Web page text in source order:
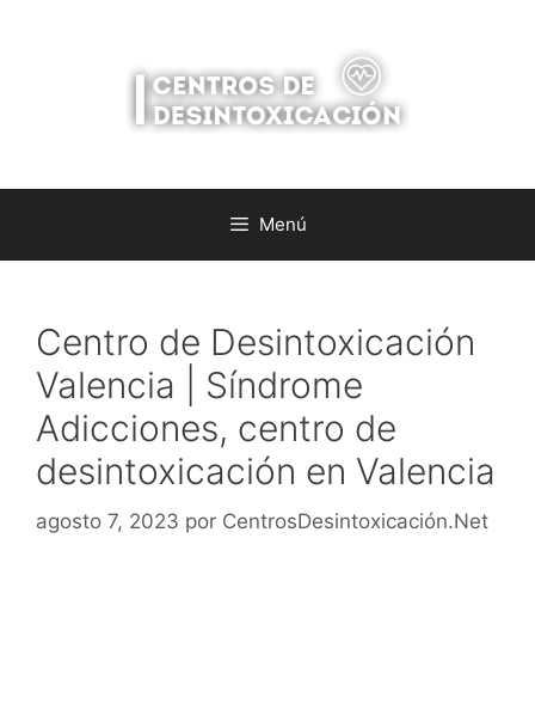
Menú
Centro de Desintoxicación
Valencia | Síndrome
Adicciones, centro de
desintoxicación en Valencia
agosto 7, 2023 por CentrosDesintoxicación.Net